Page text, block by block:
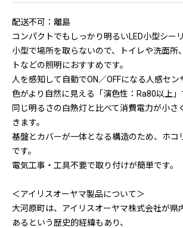
配送不可：離島
コンパクトでもしっかり明るいLED小型シー
小型で場所を取らないので、トイレや洗面所
トなどの照明におすすめです。
人を感知して自動でON／OFFになる人感セン
色がより自然に見える「演色性：Ra80以上」
同じ明るさの白熱灯と比べて消費電力が小さ
きます。
基盤とカバーが一体となる構造のため、ホコ
です。
電気工事・工具不要で取り付けが簡単です。
＜アイリスオーヤマ製品について＞
大河原町は、アイリスオーヤマ株式会社が県
あるという歴史的経緯もあり、